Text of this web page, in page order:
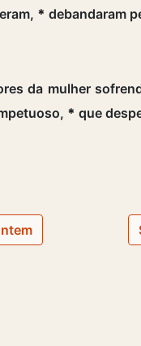
* debandaram
da mulher
* que